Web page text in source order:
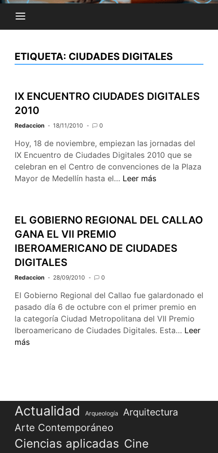
ETIQUETA: CIUDADES DIGITALES
IX ENCUENTRO CIUDADES DIGITALES
2010
Redaccion 18/11/2010 0
Hoy, 18 de noviembre, empiezan las jornadas del
IX Encuentro de Ciudades Digitales 2010 que se
celebran en el Centro de convenciones de la Plaza
Mayor de Medellín hasta el… IX
2010
Leer más
EL GOBIERNO REGIONAL DEL CALLAO
GANA EL VII PREMIO
IBEROAMERICANO DE CIUDADES
DIGITALES
Redaccion 28/09/2010 0
El Gobierno Regional del Callao fue galardonado el
pasado día 6 de octubre con el primer premio en
la categoría Ciudad Metropolitana del VII Premio
Iberoamericano de Ciudades Digitales. Esta… EL
EL
Leer
más
Actualidad Arqueología Arquitectura
Arte Contemporáneo
Ciencias aplicadas Cine